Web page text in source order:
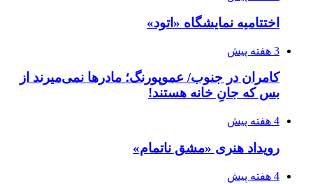
اختتامیه نمایشگاه «اتود»
3 هفته پیش
کامران در جنوب/ عموپورنگ؛ مادرها نمی‌میرند از
بس که جانِ خانه هستند!
4 هفته پیش
رویداد هنری «مشق ناتمام»
4 هفته پیش